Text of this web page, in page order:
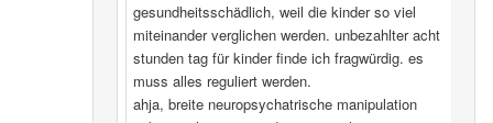
gesundheitsschädlich, weil die kinder so viel
miteinander verglichen werden. unbezahlter acht
stunden tag für kinder finde ich fragwürdig. es
muss alles reguliert werden.
ahja, breite neuropsychatrische manipulation